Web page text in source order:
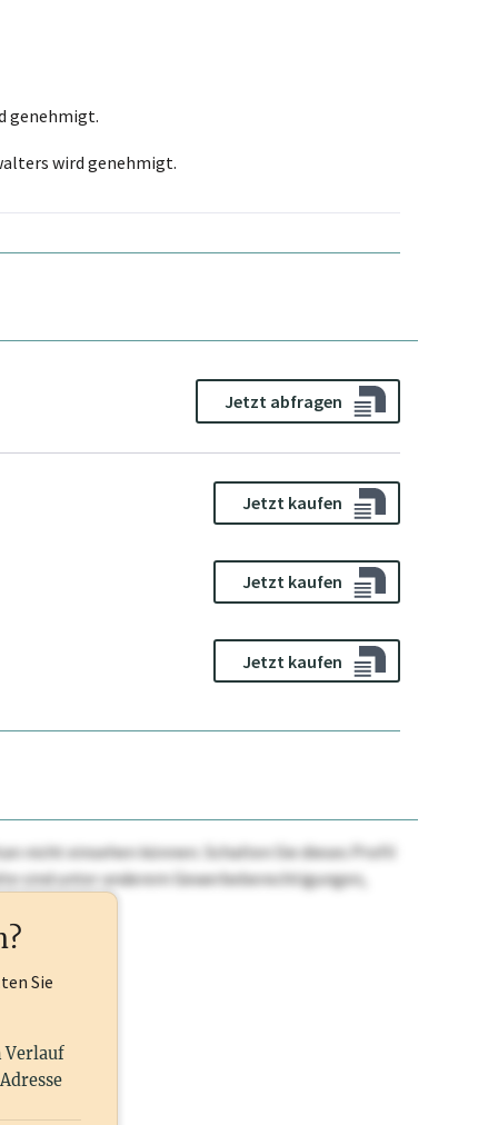
genehmigt.
wird genehmigt.
Jetzt abfragen
Jetzt kaufen
Jetzt kaufen
Jetzt kaufen
nicht einsehen können. Schalten Sie dieses Profil
sind unter anderem Gewerbeberechtigungen,
Sie
Verlauf